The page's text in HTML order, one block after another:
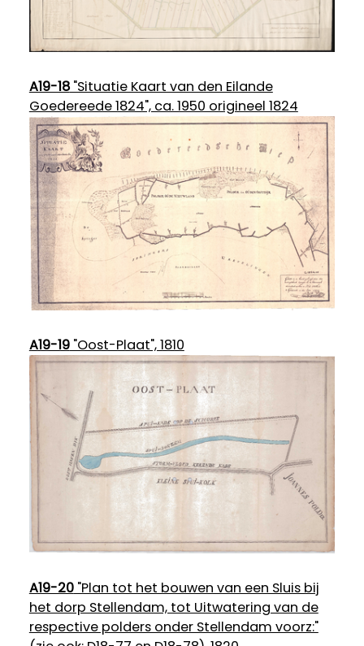
A19-18"Situatie Kaart van den Eilande
Goedereede 1824", ca. 1950 origineel 1824
A19-19"Oost-Plaat", 1810
A19-20"Plan tot het bouwen van een Sluis bij
het dorp Stellendam, tot Uitwatering van de
respective polders onder Stellendam voorz:"